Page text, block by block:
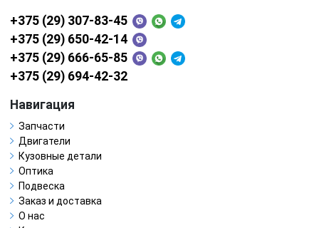
+375 (29) 307-83-45
+375 (29) 650-42-14
+375 (29) 666-65-85
+375 (29) 694-42-32
Навигация
Запчасти
Двигатели
Кузовные детали
Оптика
Подвеска
Заказ и доставка
О нас